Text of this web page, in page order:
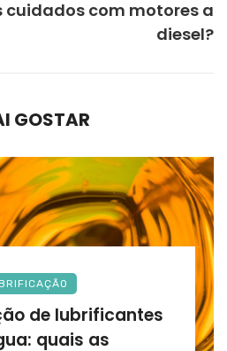
cuidados com motores a
diesel?
GOSTAR
de lubrificantes
quais as